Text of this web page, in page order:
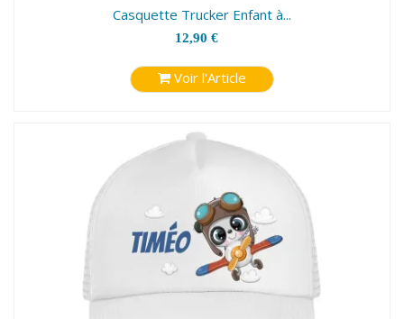
Casquette Trucker Enfant à...
12,90 €
Voir l'Article